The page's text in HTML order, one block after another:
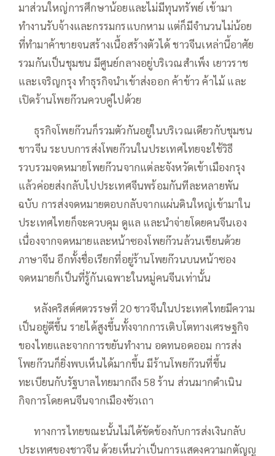
มาส่วนใหญ่การศึกษาน้อยและไม่มีทุนทรัพย์ เข้ามา
ทำงานรับจ้างและกรรมกรแบกหาม แต่ก็มีจำนวนไม่น้อย
ที่ทำมาค้าขายจนสร้างเนื้อสร้างตัวได้ ชาวจีนเหล่านี้อาศัย
รวมกันเป็นชุมชน มีศูนย์กลางอยู่บริเวณสำเพ็ง เยาวราช
และเจริญกรุง ทำธุรกิจนำเข้าส่งออก ค้าข้าว ค้าไม้ และ
เปิดร้านโพยก๊วนควบคู่ไปด้วย
ธุรกิจโพยก๊วนก็รวมตัวกันอยู่ในบริเวณเดียวกับชุมชน
ชาวจีน ระบบการส่งโพยก๊วนในประเทศไทยจะใช้วิธี
รวบรวมจดหมายโพยก๊วนจากแต่ละจังหวัดเข้าเมืองกรุง
แล้วค่อยส่งกลับไปประเทศจีนพร้อมกันทีละหลายพัน
ฉบับ การส่งจดหมายตอบกลับจากแผ่นดินใหญ่เข้ามาใน
ประเทศไทยก็จะควบคุม ดูแล และนำจ่ายโดยคนจีนเอง
เนื่องจากจดหมายและหน้าซองโพยก๊วนล้วนเขียนด้วย
ภาษาจีน อีกทั้งชื่อเรียกที่อยู่ร้านโพยก๊วนบนหน้าซอง
จดหมายก็เป็นที่รู้กันเฉพาะในหมู่คนจีนเท่านั้น
—–หลังคริสต์ศตวรรษที่ 20 ชาวจีนในประเทศไทยมีความ
เป็นอยู่ดีขึ้น รายได้สูงขึ้นทั้งจากการเติบโตทางเศรษฐกิจ
ของไทยและจากการขยันทำงาน อดทนอดออม การส่ง
โพยก๊วนก็ยิ่งพบเห็นได้มากขึ้น มีร้านโพยก๊วนที่ขึ้น
ทะเบียนกับรัฐบาลไทยมากถึง 58 ร้าน ส่วนมากดำเนิน
กิจการโดยคนจีนจากเมืองซัวเถา
—–ทางการไทยขณะนั้นไม่ได้ขัดข้องกับการส่งเงินกลับ
ประเทศของชาวจีน ด้วยเห็นว่าเป็นการแสดงความกตัญญู